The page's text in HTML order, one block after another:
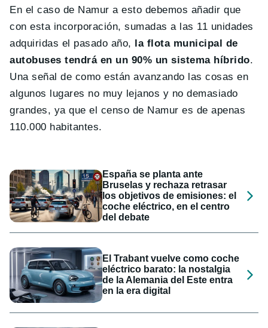
En el caso de Namur a esto debemos añadir que
con esta incorporación, sumadas a las 11 unidades
adquiridas el pasado año, la flota municipal de
autobuses tendrá en un 90% un sistema híbrido.
Una señal de como están avanzando las cosas en
algunos lugares no muy lejanos y no demasiado
grandes, ya que el censo de Namur es de apenas
110.000 habitantes.
España se planta ante
Bruselas y rechaza retrasar
los objetivos de emisiones: el
coche eléctrico, en el centro
del debate
El Trabant vuelve como coche
eléctrico barato: la nostalgia
de la Alemania del Este entra
en la era digital